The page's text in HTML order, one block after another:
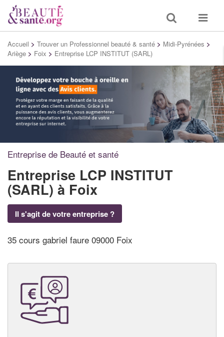
Toggle
search
Toggle
Accueil > Trouver un Professionnel beauté & santé > Midi-Pyrénées >
Ariège > Foix > Entreprise LCP INSTITUT (SARL)
Entreprise de Beauté et santé
Entreprise LCP INSTITUT
(SARL) à Foix
Il s'agit de votre entreprise ?
35 cours gabriel faure 09000 Foix